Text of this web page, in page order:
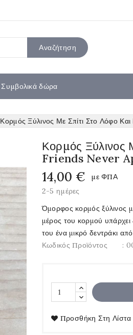
Αναζήτηση
Συμβολικά δώρα
Κορμός Ξύλινος Με Σπίτι Στο Λόφο
Κορμός Ξύλινος
Friends Never
14,00 €
με ΦΠΑ
2-5 ημέρες
Όμορφος κορμός
μέρος του κορμού υπάρχει
του ένα μικρό δεντράκι
Κωδικός Προϊόντος
:
Προσθήκη Στη Λίστα